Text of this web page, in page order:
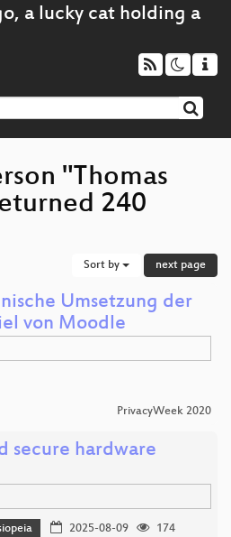
"Thomas
240
Sort by next page
Umsetzung der
von Moodle
PrivacyWeek 2020
secure hardware
2025-08-09
174